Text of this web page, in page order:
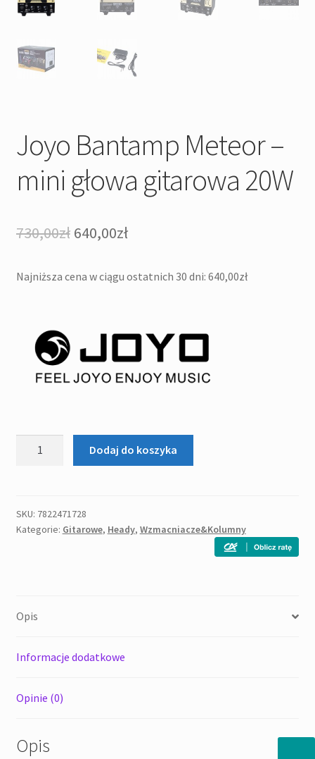
Joyo Bantamp Meteor –
mini głowa gitarowa 20W
730,00zł Pierwotna
wynosiła:
640,00złAktualna
wynosi:
Najniższa cena w ciągu ostatnich 30 dni: 640,00zł
-
mini
Dodaj do koszyka
SKU: 7822471728
Kategorie: Gitarowe, Heady, Wzmacniacze&Kolumny
Opis
Informacje dodatkowe
Opinie (0)
Opis